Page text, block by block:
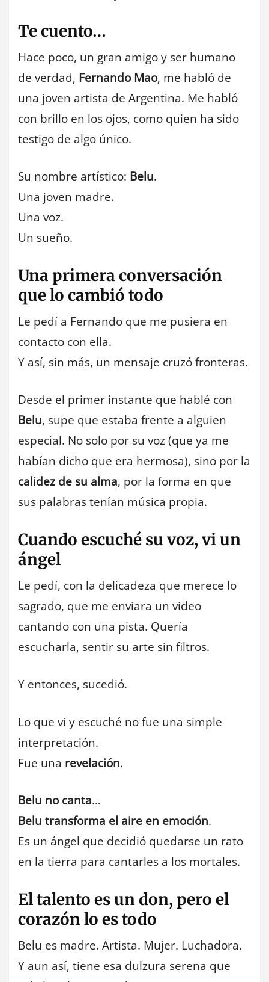
Te cuento…
Hace poco, un gran amigo y ser humano
de verdad, Fernando Mao, me habló de
una joven artista de Argentina. Me habló
con brillo en los ojos, como quien ha sido
testigo de algo único.
Su nombre artístico: Belu.
Una joven madre.
Una voz.
Un sueño.
Una primera conversación
que lo cambió todo
Le pedí a Fernando que me pusiera en
contacto con ella.
Y así, sin más, un mensaje cruzó fronteras.
Desde el primer instante que hablé con
Belu, supe que estaba frente a alguien
especial. No solo por su voz (que ya me
habían dicho que era hermosa), sino por la
calidez de su alma, por la forma en que
sus palabras tenían música propia.
Cuando escuché su voz, vi un
ángel
Le pedí, con la delicadeza que merece lo
sagrado, que me enviara un video
cantando con una pista. Quería
escucharla, sentir su arte sin filtros.
Y entonces, sucedió.
Lo que vi y escuché no fue una simple
interpretación.
Fue una revelación.
Belu no canta…
Belu transforma el aire en emoción.
Es un ángel que decidió quedarse un rato
en la tierra para cantarles a los mortales.
El talento es un don, pero el
corazón lo es todo
Belu es madre. Artista. Mujer. Luchadora.
Y aun así, tiene esa dulzura serena que